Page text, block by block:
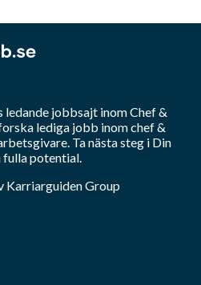
ledande jobbsajt inomChef &
lediga jobb inomchef &
Ta nästa steg i Din
potential.
Karriarguiden Group